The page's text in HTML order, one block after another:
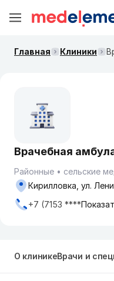
Главная Клиники
Врачебная
Районные
сельские
Кирилловка, ул.
+7 (7153 ****
О клиникеВрачи и